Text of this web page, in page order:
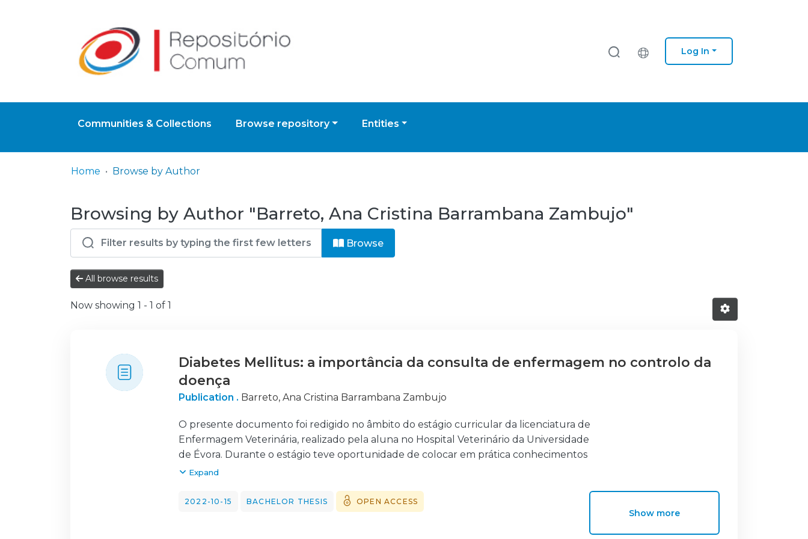
Log In
Communities & Collections Browse repository Entities
Home Browse by Author
Browsing by Author "Barreto, Ana Cristina Barrambana Zambujo"
Browse
All browse results
Now showing 1 - 1 of 1
Diabetes Mellitus: a importância da consulta de enfermagem no controlo da
doença
Publication . Barreto, Ana Cristina Barrambana Zambujo
O presente documento foi redigido no âmbito do estágio curricular da licenciatura de
Enfermagem Veterinária, realizado pela aluna no Hospital Veterinário da Universidade
de Évora. Durante o estágio teve oportunidade de colocar em prática conhecimentos
adquiridos no curso, assim como desempenhar tarefas afetas ao enfermeiro veterinário.
cirurgia e análises laboratoriais. Neste âmbito, a aluna acompanhou 178 animais em
consulta, 172 em internamento e 67 em cirurgia, aos quais foram prestados os cuidados
Expand
2022-10-15 BACHELOR THESIS OPEN ACCESS
Show more